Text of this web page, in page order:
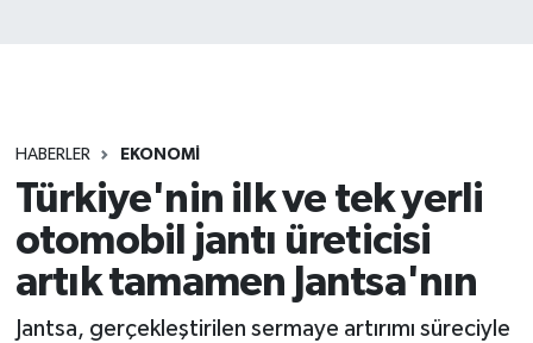
HABERLER EKONOMİ
Türkiye'nin ilk ve tek yerli
otomobil jantı üreticisi
artık tamamen Jantsa'nın
Jantsa, gerçekleştirilen sermaye artırımı süreciyle
Tüm Manşetler
Son Dakika Haberleri
Haber Arşivi